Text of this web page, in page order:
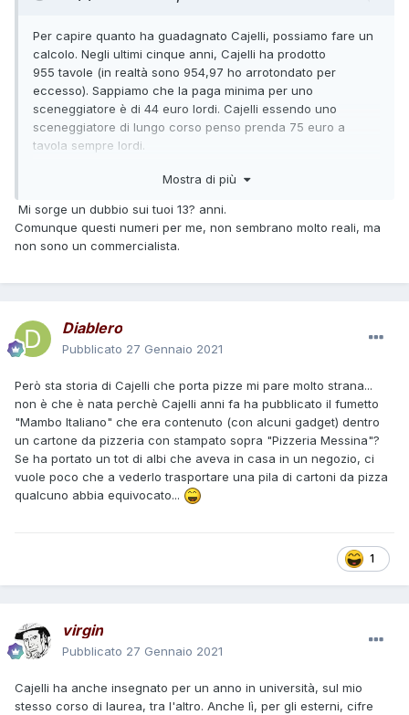
Per capire quanto ha guadagnato Cajelli, possiamo fare un
calcolo. Negli ultimi cinque anni, Cajelli ha prodotto
955 tavole (in realtà sono 954,97 ho arrotondato per
eccesso). Sappiamo che la paga minima per uno
sceneggiatore è di 44 euro lordi. Cajelli essendo uno
sceneggiatore di lungo corso penso prenda 75 euro a
tavola sempre lordi.
955 X 75 uguale 71700 (guadagno negli ultimi cinque anni
71700 : 5 uguale 14340 (guadagno lordo annuo)
Ora non so con che percentuali il fisco si prende i soldi.
Facciamo finta che sia il 45% quindi:
Inutile dire che non quella cifra non campi, oltre ad aver
lavorato per Bonelli ha scritto dei libri dei soggetti per film
Luca Rossi e Mariano De Biase) Quindi oltre al lavoro di
sceneggiatore per Bonelli, vanno inseriti libri, film, altri
fumetti.... Con tutti questi fattori si riesce a condurre una
buona vita, solo che se per condurre una buona vita devi
fare dodici lavori non stiamo messi bene. (E' brutto
calcolare il guadagno degli autori, ma l'ho fatto per capire
più o meno la situazione di un collaboratore Bonelli)
Mostra di più
Mi sorge un dubbio sui tuoi 13? anni.
Comunque questi numeri per me, non sembrano molto reali, ma
non sono un commercialista.
Diablero
Pubblicato 27 Gennaio 2021
Però sta storia di Cajelli che porta pizze mi pare molto strana...
non è che è nata perchè Cajelli anni fa ha pubblicato il fumetto
"Mambo Italiano" che era contenuto (con alcuni gadget) dentro
un cartone da pizzeria con stampato sopra "Pizzeria Messina"?
Se ha portato un tot di albi che aveva in casa in un negozio, ci
vuole poco che a vederlo trasportare una pila di cartoni da pizza
qualcuno abbia equivocato...
1
virgin
Pubblicato 27 Gennaio 2021
Cajelli ha anche insegnato per un anno in università, sul mio
stesso corso di laurea, tra l'altro. Anche lì, per gli esterni, cifre